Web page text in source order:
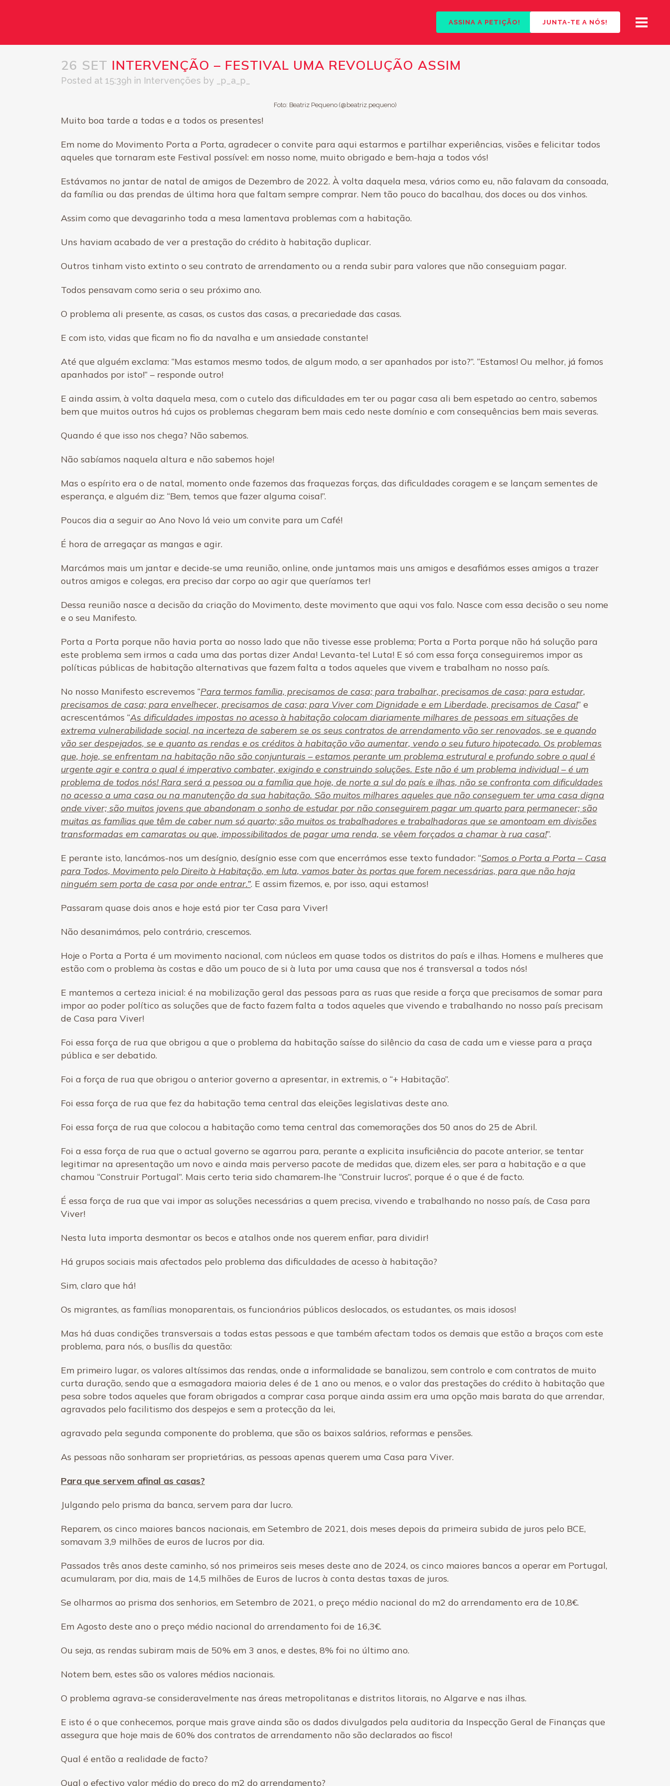
ASSINA A PETIÇÃO! JUNTA-TE A NÓS!
26 SET INTERVENÇÃO – FESTIVAL UMA REVOLUÇÃO ASSIM
Posted at 15:39h in Intervenções by _p_a_p_
Foto: Beatriz Pequeno (@beatriz.pequeno)
Muito boa tarde a todas e a todos os presentes!
Em nome do Movimento Porta a Porta, agradecer o convite para aqui estarmos e partilhar experiências, visões e felicitar todos
aqueles que tornaram este Festival possível: em nosso nome, muito obrigado e bem-haja a todos vós!
Estávamos no jantar de natal de amigos de Dezembro de 2022. À volta daquela mesa, vários como eu, não falavam da consoada,
da família ou das prendas de última hora que faltam sempre comprar. Nem tão pouco do bacalhau, dos doces ou dos vinhos.
Assim como que devagarinho toda a mesa lamentava problemas com a habitação.
Uns haviam acabado de ver a prestação do crédito à habitação duplicar.
Outros tinham visto extinto o seu contrato de arrendamento ou a renda subir para valores que não conseguiam pagar.
Todos pensavam como seria o seu próximo ano.
O problema ali presente, as casas, os custos das casas, a precariedade das casas.
E com isto, vidas que ficam no fio da navalha e um ansiedade constante!
Até que alguém exclama: “Mas estamos mesmo todos, de algum modo, a ser apanhados por isto?”. “Estamos! Ou melhor, já fomos
apanhados por isto!” – responde outro!
E ainda assim, à volta daquela mesa, com o cutelo das dificuldades em ter ou pagar casa ali bem espetado ao centro, sabemos
bem que muitos outros há cujos os problemas chegaram bem mais cedo neste domínio e com consequências bem mais severas.
Quando é que isso nos chega? Não sabemos.
Não sabíamos naquela altura e não sabemos hoje!
Mas o espírito era o de natal, momento onde fazemos das fraquezas forças, das dificuldades coragem e se lançam sementes de
esperança, e alguém diz: “Bem, temos que fazer alguma coisa!”.
Poucos dia a seguir ao Ano Novo lá veio um convite para um Café!
É hora de arregaçar as mangas e agir.
Marcámos mais um jantar e decide-se uma reunião, online, onde juntamos mais uns amigos e desafiámos esses amigos a trazer
outros amigos e colegas, era preciso dar corpo ao agir que queríamos ter!
Dessa reunião nasce a decisão da criação do Movimento, deste movimento que aqui vos falo. Nasce com essa decisão o seu nome
e o seu Manifesto.
Porta a Porta porque não havia porta ao nosso lado que não tivesse esse problema; Porta a Porta porque não há solução para
este problema sem irmos a cada uma das portas dizer Anda! Levanta-te! Luta! E só com essa força conseguiremos impor as
políticas públicas de habitação alternativas que fazem falta a todos aqueles que vivem e trabalham no nosso país.
No nosso Manifesto escrevemos “Para termos família, precisamos de casa; para trabalhar, precisamos de casa; para estudar,
precisamos de casa; para envelhecer, precisamos de casa; para Viver com Dignidade e em Liberdade, precisamos de Casa!” e
acrescentámos “As dificuldades impostas no acesso à habitação colocam diariamente milhares de pessoas em situações de
extrema vulnerabilidade social, na incerteza de saberem se os seus contratos de arrendamento vão ser renovados, se e quando
vão ser despejados, se e quanto as rendas e os créditos à habitação vão aumentar, vendo o seu futuro hipotecado. Os problemas
que, hoje, se enfrentam na habitação não são conjunturais – estamos perante um problema estrutural e profundo sobre o qual é
urgente agir e contra o qual é imperativo combater, exigindo e construindo soluções. Este não é um problema individual – é um
problema de todos nós! Rara será a pessoa ou a família que hoje, de norte a sul do país e ilhas, não se confronta com dificuldades
no acesso a uma casa ou na manutenção da sua habitação. São muitos milhares aqueles que não conseguem ter uma casa digna
onde viver; são muitos jovens que abandonam o sonho de estudar por não conseguirem pagar um quarto para permanecer; são
muitas as famílias que têm de caber num só quarto; são muitos os trabalhadores e trabalhadoras que se amontoam em divisões
transformadas em camaratas ou que, impossibilitados de pagar uma renda, se vêem forçados a chamar à rua casa!”.
E perante isto, lancámos-nos um desígnio, desígnio esse com que encerrámos esse texto fundador: “Somos o Porta a Porta – Casa
para Todos, Movimento pelo Direito à Habitação, em luta, vamos bater às portas que forem necessárias, para que não haja
ninguém sem porta de casa por onde entrar.”. E assim fizemos, e, por isso, aqui estamos!
Passaram quase dois anos e hoje está pior ter Casa para Viver!
Não desanimámos, pelo contrário, crescemos.
Hoje o Porta a Porta é um movimento nacional, com núcleos em quase todos os distritos do país e ilhas. Homens e mulheres que
estão com o problema às costas e dão um pouco de si à luta por uma causa que nos é transversal a todos nós!
E mantemos a certeza inicial: é na mobilização geral das pessoas para as ruas que reside a força que precisamos de somar para
impor ao poder político as soluções que de facto fazem falta a todos aqueles que vivendo e trabalhando no nosso país precisam
de Casa para Viver!
Foi essa força de rua que obrigou a que o problema da habitação saísse do silêncio da casa de cada um e viesse para a praça
pública e ser debatido.
Foi a força de rua que obrigou o anterior governo a apresentar, in extremis, o “+ Habitação”.
Foi essa força de rua que fez da habitação tema central das eleições legislativas deste ano.
Foi essa força de rua que colocou a habitação como tema central das comemorações dos 50 anos do 25 de Abril.
Foi a essa força de rua que o actual governo se agarrou para, perante a explicita insuficiência do pacote anterior, se tentar
legitimar na apresentação um novo e ainda mais perverso pacote de medidas que, dizem eles, ser para a habitação e a que
chamou “Construir Portugal”. Mais certo teria sido chamarem-lhe “Construir lucros”, porque é o que é de facto.
É essa força de rua que vai impor as soluções necessárias a quem precisa, vivendo e trabalhando no nosso país, de Casa para
Viver!
Nesta luta importa desmontar os becos e atalhos onde nos querem enfiar, para dividir!
Há grupos sociais mais afectados pelo problema das dificuldades de acesso à habitação?
Sim, claro que há!
Os migrantes, as famílias monoparentais, os funcionários públicos deslocados, os estudantes, os mais idosos!
Mas há duas condições transversais a todas estas pessoas e que também afectam todos os demais que estão a braços com este
problema, para nós, o busílis da questão:
Em primeiro lugar, os valores altíssimos das rendas, onde a informalidade se banalizou, sem controlo e com contratos de muito
curta duração, sendo que a esmagadora maioria deles é de 1 ano ou menos, e o valor das prestações do crédito à habitação que
pesa sobre todos aqueles que foram obrigados a comprar casa porque ainda assim era uma opção mais barata do que arrendar,
agravados pelo facilitismo dos despejos e sem a protecção da lei,
agravado pela segunda componente do problema, que são os baixos salários, reformas e pensões.
As pessoas não sonharam ser proprietárias, as pessoas apenas querem uma Casa para Viver.
Para que servem afinal as casas?
Julgando pelo prisma da banca, servem para dar lucro.
Reparem, os cinco maiores bancos nacionais, em Setembro de 2021, dois meses depois da primeira subida de juros pelo BCE,
somavam 3,9 milhões de euros de lucros por dia.
Passados três anos deste caminho, só nos primeiros seis meses deste ano de 2024, os cinco maiores bancos a operar em Portugal,
acumularam, por dia, mais de 14,5 milhões de Euros de lucros à conta destas taxas de juros.
Se olharmos ao prisma dos senhorios, em Setembro de 2021, o preço médio nacional do m2 do arrendamento era de 10,8€.
Em Agosto deste ano o preço médio nacional do arrendamento foi de 16,3€.
Ou seja, as rendas subiram mais de 50% em 3 anos, e destes, 8% foi no último ano.
Notem bem, estes são os valores médios nacionais.
O problema agrava-se consideravelmente nas áreas metropolitanas e distritos litorais, no Algarve e nas ilhas.
E isto é o que conhecemos, porque mais grave ainda são os dados divulgados pela auditoria da Inspecção Geral de Finanças que
assegura que hoje mais de 60% dos contratos de arrendamento não são declarados ao fisco!
Qual é então a realidade de facto?
Qual o efectivo valor médio do preço do m2 do arrendamento?